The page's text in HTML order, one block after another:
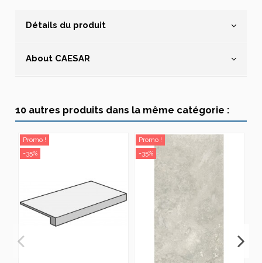
Détails du produit
About CAESAR
10 autres produits dans la même catégorie :
Promo !
-35%
Promo !
-35%